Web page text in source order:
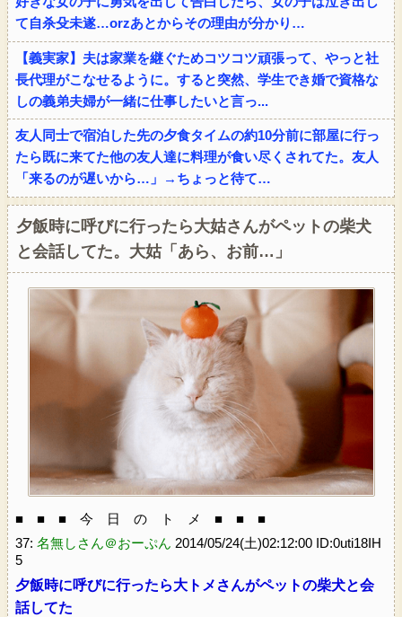
て自杀殳未遂…orzあとからその理由が分かり…
【義実家】夫は家業を継ぐためコツコツ頑張って、やっと社
長代理がこなせるように。すると突然、学生でき婚で資格な
しの義弟夫婦が一緒に仕事したいと言っ...
友人同士で宿泊した先の夕食タイムの約10分前に部屋に行っ
たら既に来てた他の友人達に料理が食い尽くされてた。友人
「来るのが遅いから…」→ちょっと待て…
夕飯時に呼びに行ったら大姑さんがペットの柴犬
と会話してた。大姑「あら、お前…」
■ ■ ■ 今 日 の ト メ ■ ■ ■
37: 名無しさん＠おーぷん 2014/05/24(土)02:12:00 ID:0uti18IH
5
夕飯時に呼びに行ったら大トメさんがペットの柴犬と会
話してた